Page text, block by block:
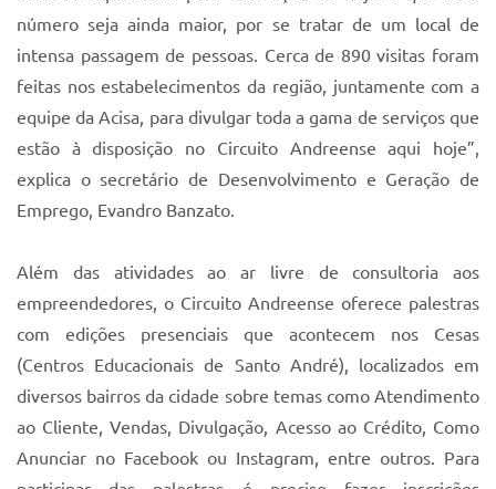
número seja ainda maior, por se tratar de um local de
intensa passagem de pessoas. Cerca de 890 visitas foram
feitas nos estabelecimentos da região, juntamente com a
equipe da Acisa, para divulgar toda a gama de serviços que
estão à disposição no Circuito Andreense aqui hoje”,
explica o secretário de Desenvolvimento e Geração de
Emprego, Evandro Banzato.
Além das atividades ao ar livre de consultoria aos
empreendedores, o Circuito Andreense oferece palestras
com edições presenciais que acontecem nos Cesas
(Centros Educacionais de Santo André), localizados em
diversos bairros da cidade sobre temas como Atendimento
ao Cliente, Vendas, Divulgação, Acesso ao Crédito, Como
Anunciar no Facebook ou Instagram, entre outros. Para